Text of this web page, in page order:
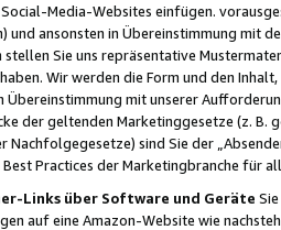
Media-Websites einfügen.
und ansonsten in Übereinstimmung mit
stellen Sie uns repräsentative
Wir werden die Form und den
Übereinstimmung mit unserer
der geltenden Marketinggesetze (z. B.
Nachfolgegesetze) sind Sie der
Practices der Marketingbranche für
Links über Software und Geräte
auf eine Amazon-Website wie